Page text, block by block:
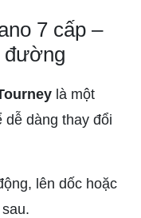
7 cấp –
đường
là một
dễ dàng thay đổi
lên dốc hoặc